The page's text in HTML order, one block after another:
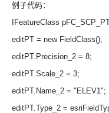
例子代码：
IFeatureClass
editPT = new FieldClass();
editPT.Precision_2 = 8;
editPT.Scale_2 = 3;
editPT.Name_2 = "ELEV1";
editPT.Type_2 =